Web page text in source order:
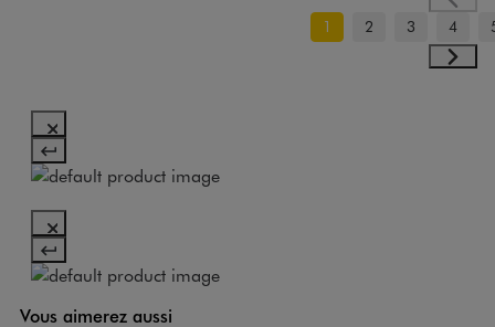
1 2 3 4
Vous aimerez aussi